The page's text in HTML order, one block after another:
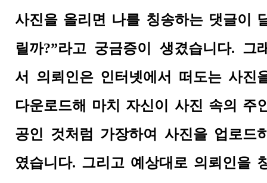
사진을 올리면 나를 칭송하는 댓글이
릴까?”라고 궁금증이 생겼습니다. 그
서 의뢰인은 인터넷에서 떠도는 사진
다운로드해 마치 자신이 사진 속의 주
공인 것처럼 가장하여 사진을 업로드
였습니다. 그리고 예상대로 의뢰인을